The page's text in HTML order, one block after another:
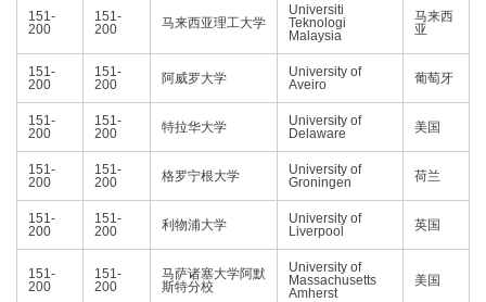
151-
200
151-
200
马来西亚理工大学
Universiti
Teknologi
Malaysia
马来西
亚
151-
200
151-
200
阿威罗大学
University of
Aveiro
葡萄牙
151-
200
151-
200
特拉华大学
University of
Delaware
美国
151-
200
151-
200
格罗宁根大学
University of
Groningen
荷兰
151-
200
151-
200
利物浦大学
University of
Liverpool
英国
151-
200
151-
200
马萨诸塞大学阿默
斯特分校
University of
Massachusetts
Amherst
美国